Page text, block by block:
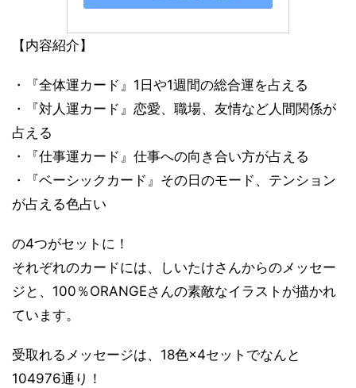
【内容紹介】
・『全体運カード』1日や1週間の総合運を占える
・『対人運カード』恋愛、職場、友情など人間関係が
占える
・『仕事運カード』仕事への向き合い方が占える
・『ベーシックカード』その日のモード、テンション
が占える色占い
の4つがセットに！
それぞれのカードには、しいたけさんからのメッセー
ジと、100％ORANGEさんの素敵なイラストが描かれ
ています。
受取れるメッセージは、18色×4セットでなんと
104976通り！